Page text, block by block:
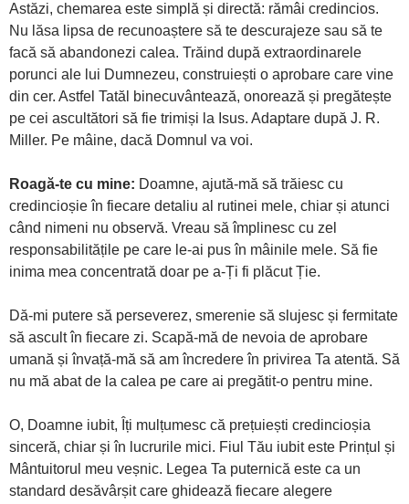
Astăzi, chemarea este simplă și directă: rămâi credincios.
Nu lăsa lipsa de recunoaștere să te descurajeze sau să te
facă să abandonezi calea. Trăind după extraordinarele
porunci ale lui Dumnezeu, construiești o aprobare care vine
din cer. Astfel Tatăl binecuvântează, onorează și pregătește
pe cei ascultători să fie trimiși la Isus. Adaptare după J. R.
Miller. Pe mâine, dacă Domnul va voi.
Roagă-te cu mine: Doamne, ajută-mă să trăiesc cu
credincioșie în fiecare detaliu al rutinei mele, chiar și atunci
când nimeni nu observă. Vreau să împlinesc cu zel
responsabilitățile pe care le-ai pus în mâinile mele. Să fie
inima mea concentrată doar pe a-Ți fi plăcut Ție.
Dă-mi putere să perseverez, smerenie să slujesc și fermitate
să ascult în fiecare zi. Scapă-mă de nevoia de aprobare
umană și învață-mă să am încredere în privirea Ta atentă. Să
nu mă abat de la calea pe care ai pregătit-o pentru mine.
O, Doamne iubit, Îți mulțumesc că prețuiești credincioșia
sinceră, chiar și în lucrurile mici. Fiul Tău iubit este Prințul și
Mântuitorul meu veșnic. Legea Ta puternică este ca un
standard desăvârșit care ghidează fiecare alegere